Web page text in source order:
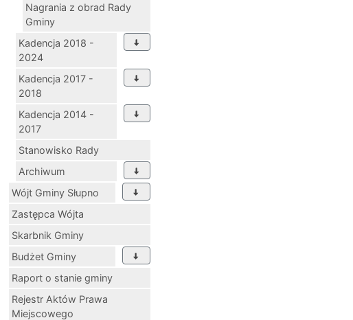
Nagrania z obrad Rady
Gminy
Kadencja 2018 -
2024
Kadencja 2017 -
2018
Kadencja 2014 -
2017
Stanowisko Rady
Archiwum
Wójt Gminy Słupno
Zastępca Wójta
Skarbnik Gminy
Budżet Gminy
Raport o stanie gminy
Rejestr Aktów Prawa
Miejscowego